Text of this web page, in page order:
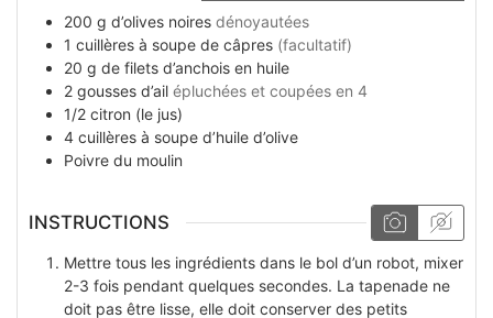
200 g d’olives noires dénoyautées
1 cuillères à soupe de câpres (facultatif)
20 g de filets d’anchois en huile
2 gousses d’ail épluchées et coupées en 4
1/2 citron (le jus)
4 cuillères à soupe d’huile d’olive
Poivre du moulin
INSTRUCTIONS
Mettre tous les ingrédients dans le bol d’un robot, mixer
2-3 fois pendant quelques secondes. La tapenade ne
doit pas être lisse, elle doit conserver des petits